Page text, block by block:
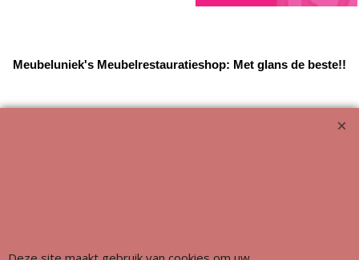
Meubeluniek's Meubelrestauratieshop: Met glans de beste!!